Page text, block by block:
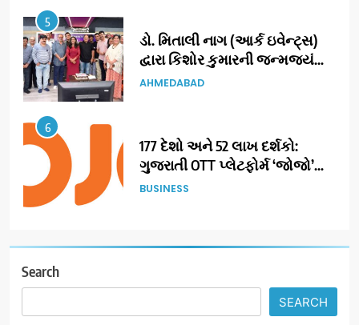
5
ડો. મિતાલી નાગ (આર્ક ઇવેન્ટ્સ)
દ્વારા કિશોર કુમારની જન્મજયંતિ
નિમિત્તે સંગીતમય શ્રદ્ધાંજલિ
AHMEDABAD
6
177 દેશો અને 52 લાખ દર્શકો:
ગુજરાતી OTT પ્લેટફોર્મ ‘જોજો’
(JOJO) નો વિશ્વભરમાં દબદબો
BUSINESS
અમદાવાદમાં યોજાયેલા ‘ઓકલ્ટ
ટેરોટ રીડર પુનિતજી લુલ્લા એ ટેરોટ
કાર્ડ રીડિંગ અંગે માહિતી આપી
Search
SEARCH